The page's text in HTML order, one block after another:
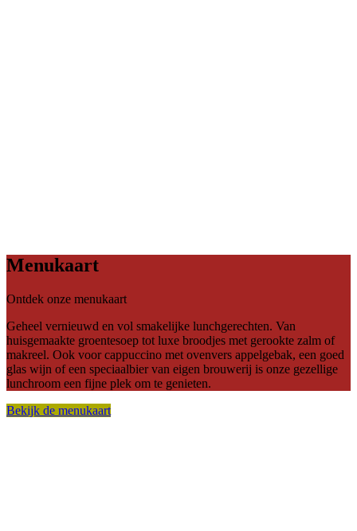
Menukaart
Ontdek onze menukaart
Geheel vernieuwd en vol smakelijke lunchgerechten. Van
huisgemaakte groentesoep tot luxe broodjes met gerookte zalm of
makreel. Ook voor cappuccino met ovenvers appelgebak, een goed
glas wijn of een speciaalbier van eigen brouwerij is onze gezellige
lunchroom een fijne plek om te genieten.
Bekijk de menukaart